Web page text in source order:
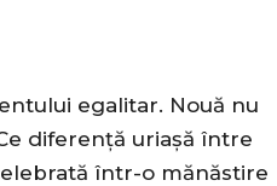
egalitar. Nouă nu
diferență uriașă între
într-o mănăstire